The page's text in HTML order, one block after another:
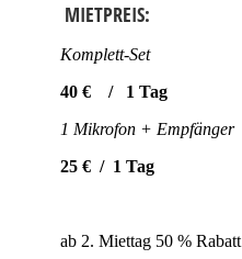
MIETPREIS:
Komplett-Set
40 € / 1 Tag
1 Mikrofon + Empfänger
25 € / 1 Tag
ab 2. Miettag 50 % Rabatt